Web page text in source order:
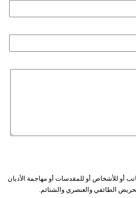
أو للأشخاص أو للمقدسات أو مهاجمة الأديان
الطائفي والعنصري والشتائم.